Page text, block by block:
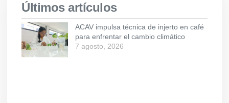
Últimos artículos
ACAV impulsa técnica de injerto en café
para enfrentar el cambio climático
7 agosto, 2026